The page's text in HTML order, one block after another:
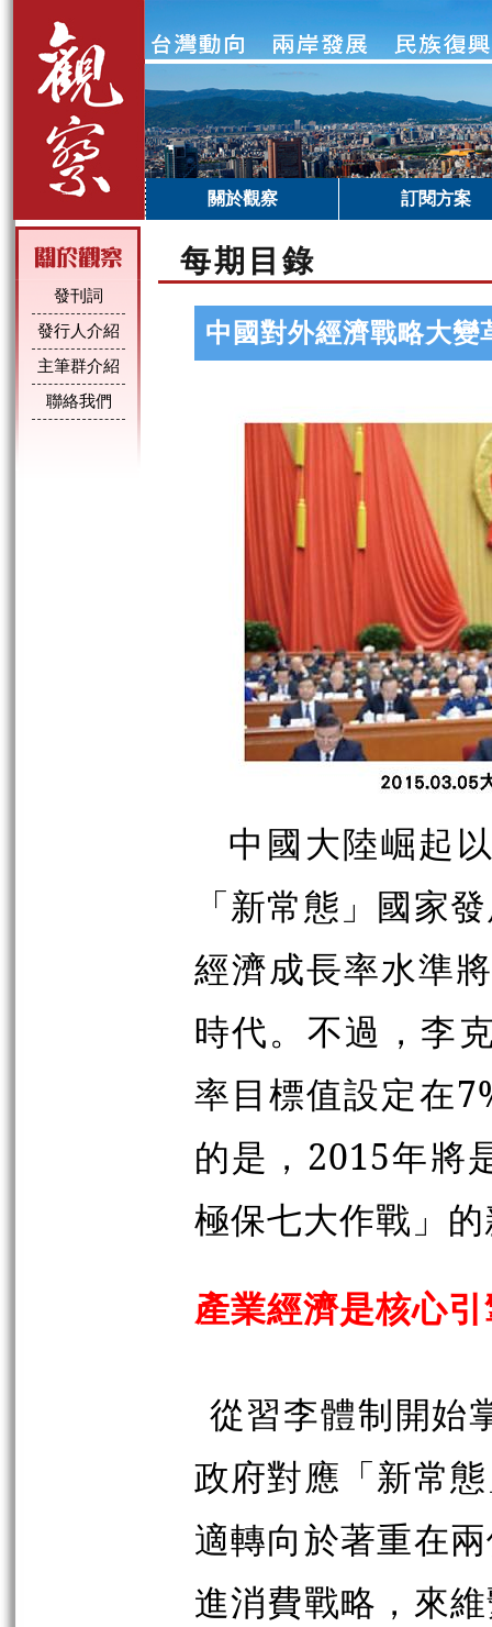
關於觀察 訂閱方案
發刊詞
發行人介紹
主筆群介紹
聯絡我們
每期目錄
中國對外經濟戰略大變
中國大陸崛起
「新常態」國家
經濟成長率水準
時代。不過，李
率目標值設定在
的是，2015年將
極保七大作戰」
產業經濟是核心
從習李體制開始
政府對應「新常
適轉向於著重在
進消費戰略，來